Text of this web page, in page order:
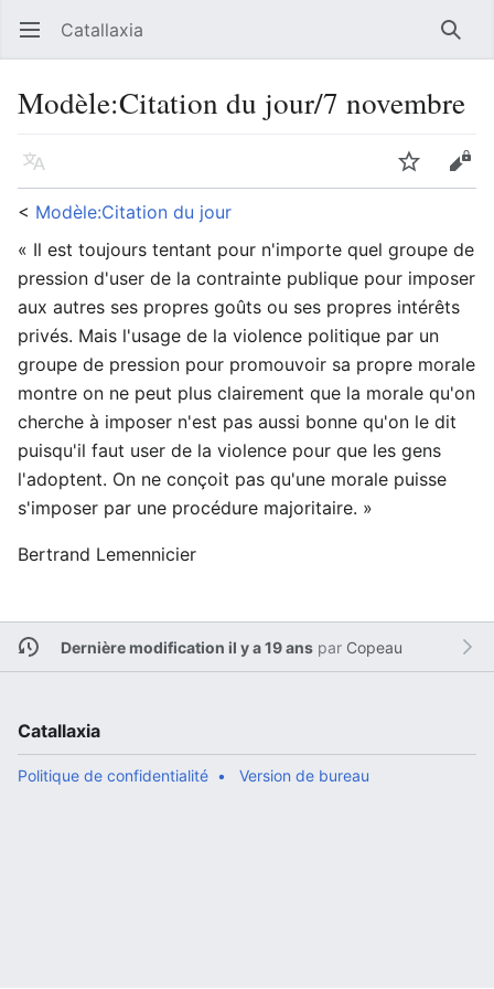
Ouvrir le menu principal Catallaxia
Modèle:Citation du jour/7 novembre
Langue Suivre
< Modèle:Citation du jour
« Il est toujours tentant pour n'importe quel groupe de
pression d'user de la contrainte publique pour imposer
aux autres ses propres goûts ou ses propres intérêts
privés. Mais l'usage de la violence politique par un
groupe de pression pour promouvoir sa propre morale
montre on ne peut plus clairement que la morale qu'on
cherche à imposer n'est pas aussi bonne qu'on le dit
puisqu'il faut user de la violence pour que les gens
l'adoptent. On ne conçoit pas qu'une morale puisse
s'imposer par une procédure majoritaire. »
Bertrand Lemennicier
Dernière modification il y a 19 anspar Copeau
Catallaxia
Politique de confidentialité Version de bureau